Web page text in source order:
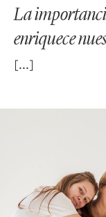
La
enriquece